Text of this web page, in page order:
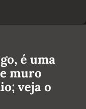
é uma
muro
veja o